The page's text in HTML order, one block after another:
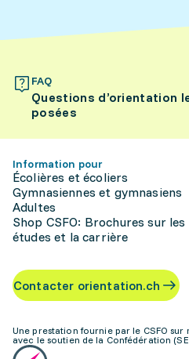
FAQ
Questions d’orientation
posées
Information pour
Écolières et écoliers
Gymnasiennes et gymnasiens
Adultes
Shop CSFO: Brochures sur
études et la carrière
Contacter orientation.ch
Une prestation fournie par le CSFO sur
avec le soutien de la Confédération